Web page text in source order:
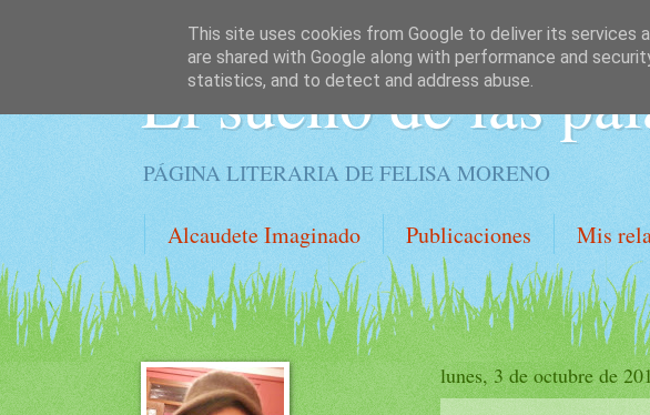
El sueño de las
PÁGINA LITERARIA DE FELISA MORENO
Alcaudete Imaginado Publicaciones Mis
lunes, 3 de octubre de
This site uses cookies from Google to deliver its services
are shared with Google along with performance and
statistics, and to detect and address abuse.